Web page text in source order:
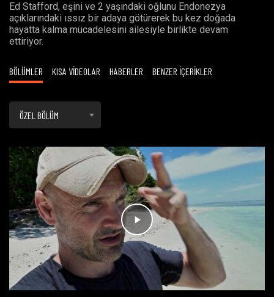
Ed Stafford, eşini ve 2 yaşındaki oğlunu Endonezya
açıklarındaki ıssız bir adaya götürerek bu kez doğada
hayatta kalma mücadelesini ailesiyle birlikte devam
ettiriyor.
BÖLÜMLER KISA VİDEOLAR HABERLER BENZER İÇERİKLER
ÖZEL BÖLÜM